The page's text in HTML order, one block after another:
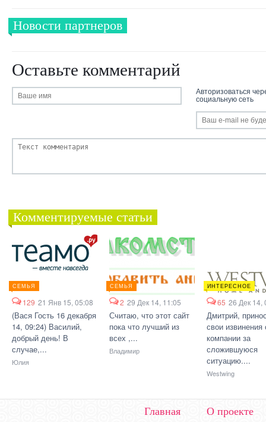
Новости партнеров
Оставьте комментарий
Авторизоваться
социальную сеть
Комментируемые статьи
СЕМЬЯ
129 21 Янв 15, 05:08
(Вася Гость 16 декабря
14, 09:24) Василий,
добрый день! В
случае,...
Юлия
СЕМЬЯ
2 29 Дек 14, 11:05
Считаю, что этот сайт
пока что лучший из
всех ,...
Владимир
ИНТЕРЕСНОЕ
65 26 Дек 14,
Дмитрий,
свои извинения
компании за
сложившуюся
ситуацию....
Westwing
Главная О проекте